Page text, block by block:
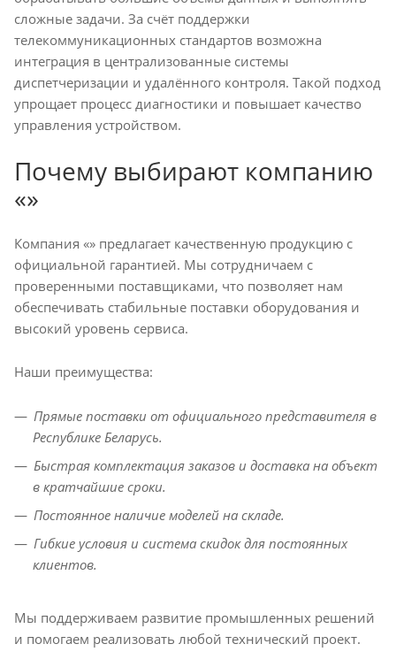
сложные задачи. За счёт поддержки
телекоммуникационных стандартов возможна
интеграция в централизованные системы
диспетчеризации и удалённого контроля. Такой подход
упрощает процесс диагностики и повышает качество
управления устройством.
Почему выбирают компанию
«»
Компания «» предлагает качественную продукцию с
официальной гарантией. Мы сотрудничаем с
проверенными поставщиками, что позволяет нам
обеспечивать стабильные поставки оборудования и
высокий уровень сервиса.
Наши преимущества:
Прямые поставки от официального представителя в
Республике Беларусь.
Быстрая комплектация заказов и доставка на объект
в кратчайшие сроки.
Постоянное наличие моделей на складе.
Гибкие условия и система скидок для постоянных
клиентов.
Мы поддерживаем развитие промышленных решений
и помогаем реализовать любой технический проект.